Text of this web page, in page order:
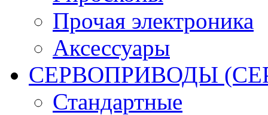
Прочая электроника
Аксессуары
СЕРВОПРИВОДЫ
Стандартные